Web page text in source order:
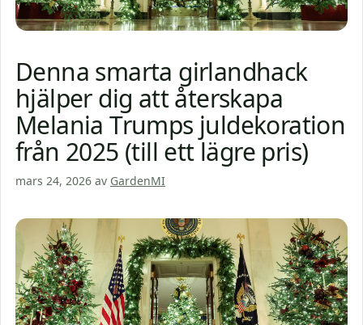
Denna smarta girlandhack
hjälper dig att återskapa
Melania Trumps juldekoration
från 2025 (till ett lägre pris)
mars 24, 2026 av GardenMI